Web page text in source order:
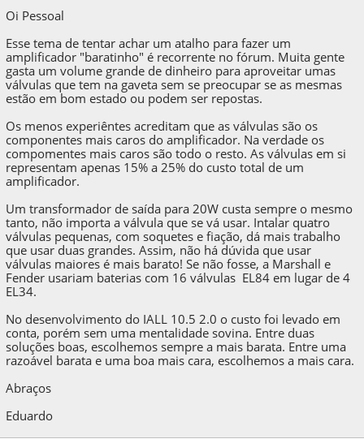
Oi Pessoal
Esse tema de tentar achar um atalho para fazer um
amplificador "baratinho" é recorrente no fórum. Muita gente
gasta um volume grande de dinheiro para aproveitar umas
válvulas que tem na gaveta sem se preocupar se as mesmas
estão em bom estado ou podem ser repostas.
Os menos experiêntes acreditam que as válvulas são os
componentes mais caros do amplificador. Na verdade os
compomentes mais caros são todo o resto. As válvulas em si
representam apenas 15% a 25% do custo total de um
amplificador.
Um transformador de saída para 20W custa sempre o mesmo
tanto, não importa a válvula que se vá usar. Intalar quatro
válvulas pequenas, com soquetes e fiação, dá mais trabalho
que usar duas grandes. Assim, não há dúvida que usar
válvulas maiores é mais barato! Se não fosse, a Marshall e
Fender usariam baterias com 16 válvulas EL84 em lugar de 4
EL34.
No desenvolvimento do IALL 10.5 2.0 o custo foi levado em
conta, porém sem uma mentalidade sovina. Entre duas
soluções boas, escolhemos sempre a mais barata. Entre uma
razoável barata e uma boa mais cara, escolhemos a mais cara.
Abraços
Eduardo